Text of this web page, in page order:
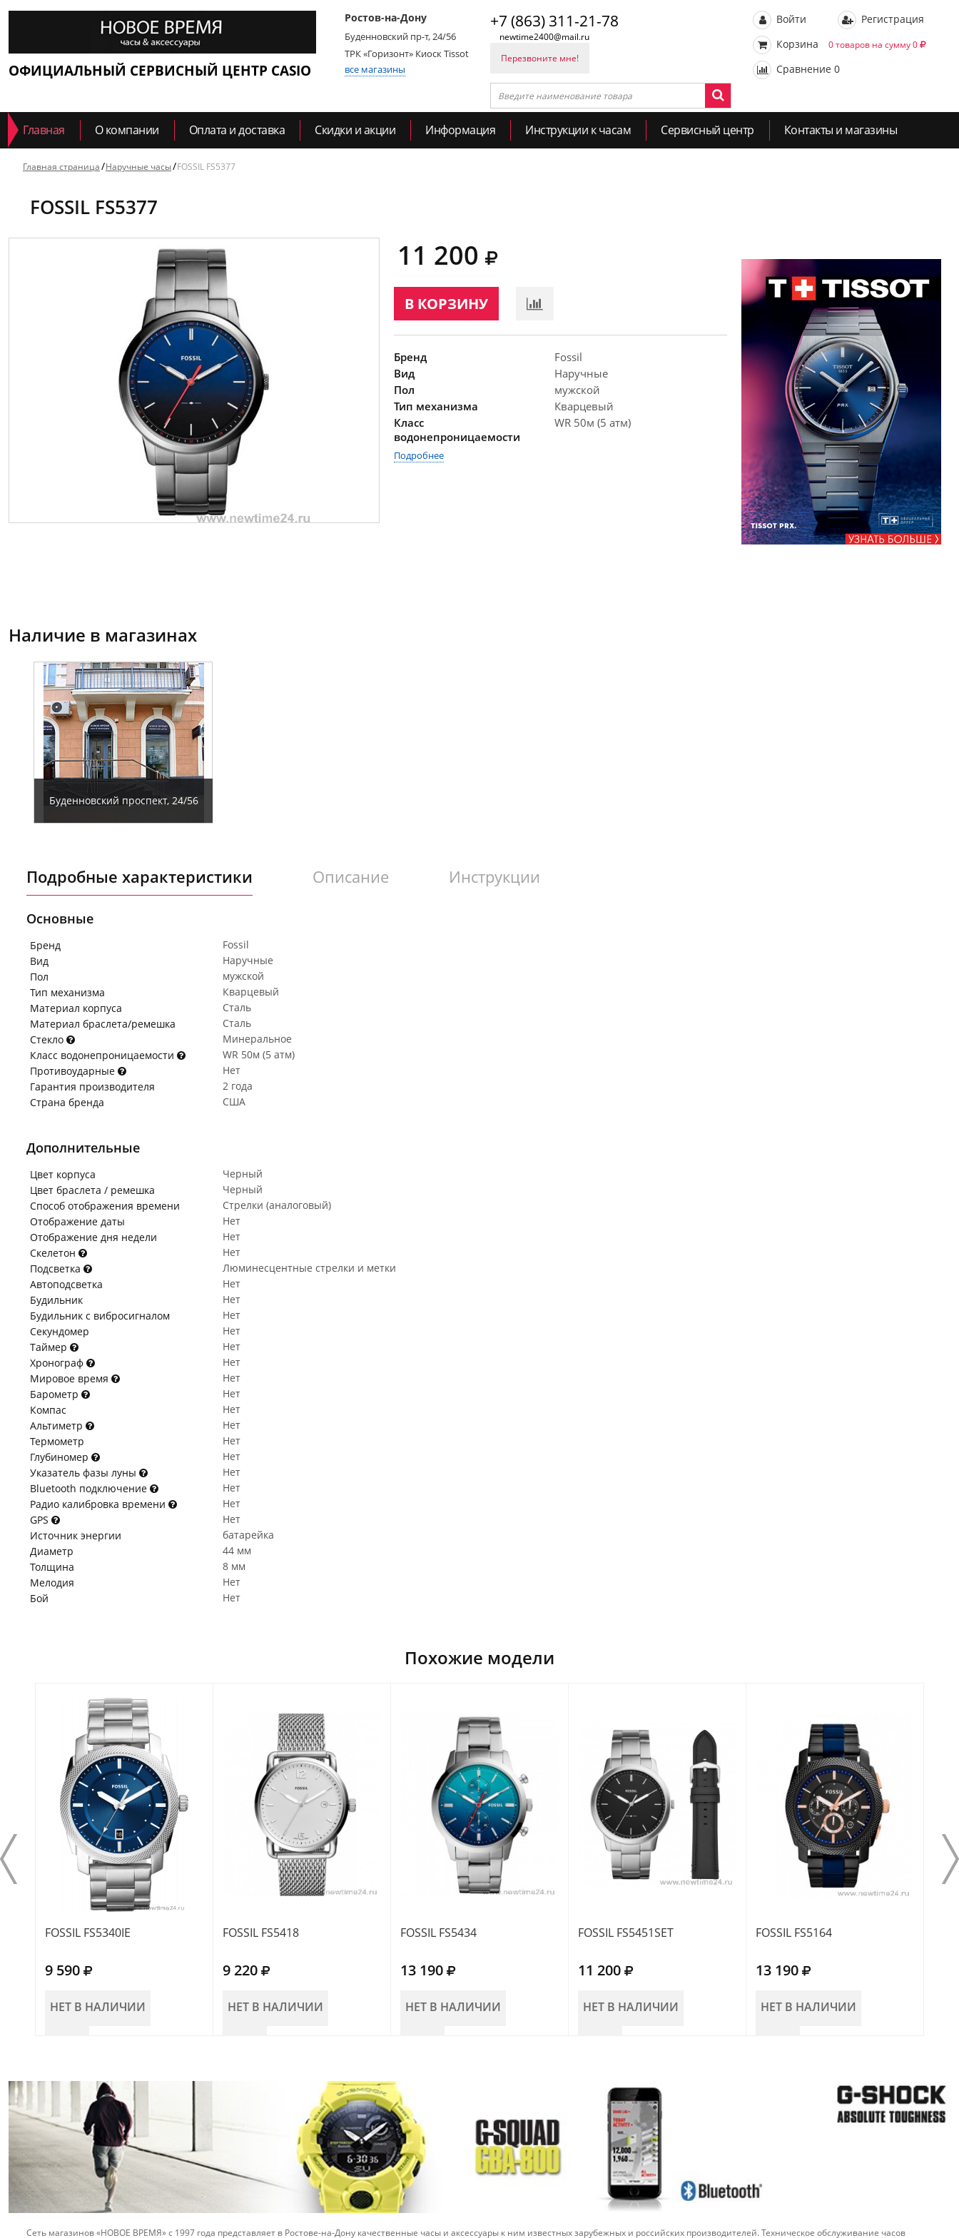
ОФИЦИАЛЬНЫЙ СЕРВИСНЫЙ ЦЕНТР CASIO
Ростов-на-Дону
Буденновский пр-т, 24/56
ТРК «Горизонт» Киоск Tissot
все магазины
+7 (863) 311-21-78
newtime2400@mail.ru
Перезвоните мне!
Войти
Регистрация
Корзина
0 товаров на сумму 0
Сравнение 0
Главная О компании Оплата и доставка Скидки и акции Информация Инструкции к часам Сервисный центр Контакты и магазины
Главная страница Наручные часы FOSSIL FS5377
FOSSIL FS5377
11 200
В КОРЗИНУ
Бренд
Fossil
Вид
Наручные
Пол
мужской
Тип механизма
Кварцевый
Класс
водонепроницаемости
WR 50м (5 атм)
Подробнее
Наличие в магазинах
Буденновский проспект, 24/56
Подробные характеристики Описание Инструкции
Основные
Бренд
Fossil
Вид
Наручные
Пол
мужской
Тип механизма
Кварцевый
Материал корпуса
Сталь
Материал браслета/ремешка
Сталь
Стекло
Минеральное
Класс водонепроницаемости
WR 50м (5 атм)
Противоударные
Нет
Гарантия производителя
2 года
Страна бренда
США
Дополнительные
Цвет корпуса
Черный
Цвет браслета / ремешка
Черный
Способ отображения времени
Стрелки (аналоговый)
Отображение даты
Нет
Отображение дня недели
Нет
Скелетон
Нет
Подсветка
Люминесцентные стрелки и метки
Автоподсветка
Нет
Будильник
Нет
Будильник с вибросигналом
Нет
Секундомер
Нет
Таймер
Нет
Хронограф
Нет
Мировое время
Нет
Барометр
Нет
Компас
Нет
Альтиметр
Нет
Термометр
Нет
Глубиномер
Нет
Указатель фазы луны
Нет
Bluetooth подключение
Нет
Радио калибровка времени
Нет
GPS
Нет
Источник энергии
батарейка
Диаметр
44 мм
Толщина
8 мм
Мелодия
Нет
Бой
Нет
Похожие модели
FOSSIL FS5340IE
9 590
НЕТ В НАЛИЧИИ
FOSSIL FS5418
9 220
НЕТ В НАЛИЧИИ
FOSSIL FS5434
13 190
НЕТ В НАЛИЧИИ
FOSSIL FS5451SET
11 200
НЕТ В НАЛИЧИИ
FOSSIL FS5164
13 190
НЕТ В НАЛИЧИИ
Сеть магазинов «НОВОЕ ВРЕМЯ» с 1997 года представляет в Ростове-на-Дону качественные часы и аксессуары к ним известных зарубежных и российских производителей. Техническое обслуживание часов